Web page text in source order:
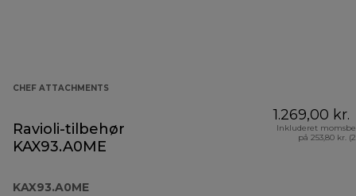
CHEF ATTACHMENTS
Ravioli-tilbehør
KAX93.A0ME
KAX93.A0ME
1.269,00 kr.
Inkluderet
på 253,80 kr.